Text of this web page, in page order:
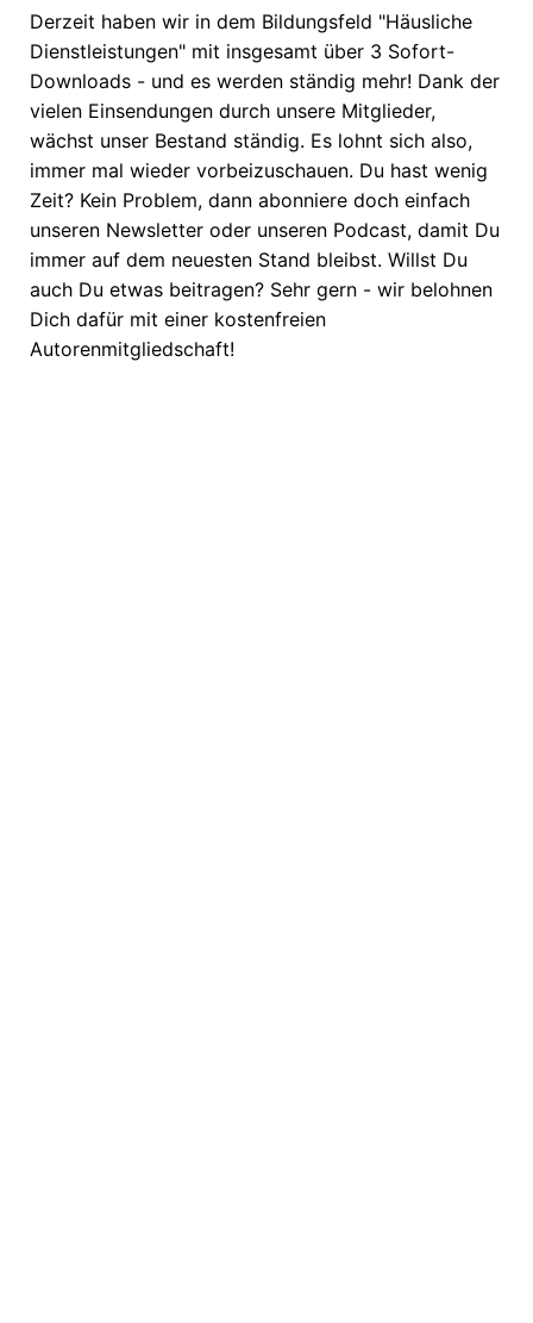
Derzeit haben wir in dem Bildungsfeld "Häusliche
Dienstleistungen" mit insgesamt über 3 Sofort-
Downloads - und es werden ständig mehr! Dank der
vielen Einsendungen durch unsere Mitglieder,
wächst unser Bestand ständig. Es lohnt sich also,
immer mal wieder vorbeizuschauen. Du hast wenig
Zeit? Kein Problem, dann abonniere doch einfach
unseren Newsletter oder unseren Podcast, damit Du
immer auf dem neuesten Stand bleibst. Willst Du
auch Du etwas beitragen? Sehr gern - wir belohnen
Dich dafür mit einer kostenfreien
Autorenmitgliedschaft!